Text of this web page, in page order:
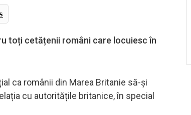
toți cetățenii români care locuiesc în
ca românii din Marea Britanie să-și
cu autoritățile britanice, în special